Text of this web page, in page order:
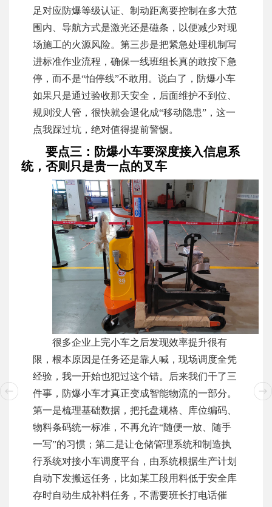
足对应防爆等级认证、制动距离要控制在多大范
围内、导航方式是激光还是磁条，以便减少对现
场施工的火源风险。第三步是把紧急处理机制写
进标准作业流程，确保一线班组长真的敢按下急
停，而不是“怕停线”不敢用。说白了，防爆小车
如果只是通过验收那天安全，后面维护不到位、
规则没人管，很快就会退化成“移动隐患”，这一
点我踩过坑，绝对值得提前警惕。
要点三：防爆小车要深度接入信息系
统，否则只是贵一点的叉车
很多企业上完小车之后发现效率提升很有
限，根本原因是任务还是靠人喊，现场调度全凭
经验，我一开始也犯过这个错。后来我们干了三
件事，防爆小车才真正变成智能物流的一部分。
第一是梳理基础数据，把托盘规格、库位编码、
物料条码统一标准，不再允许“随便一放、随手
一写”的习惯；第二是让仓储管理系统和制造执
行系统对接小车调度平台，由系统根据生产计划
自动下发搬运任务，比如某工段用料低于安全库
存时自动生成补料任务，不需要班长打电话催